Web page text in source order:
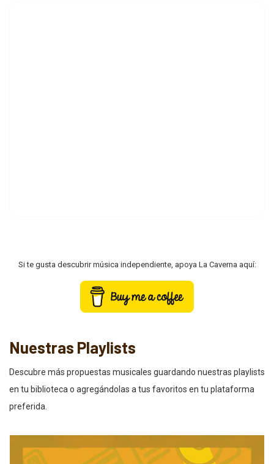
Si te gusta descubrir música independiente, apoya La Caverna aquí:
Nuestras Playlists
Descubre más propuestas musicales guardando nuestras playlists
en tu biblioteca o agregándolas a tus favoritos en tu plataforma
preferida.